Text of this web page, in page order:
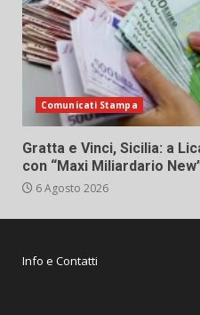
Comunicati Stampa
Gratta e Vinci, Sicilia: a
con “Maxi Miliardario
6 Agosto 2026
Info e Contatti